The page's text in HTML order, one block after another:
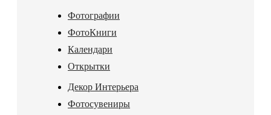
Фотографии
ФотоКниги
Календари
Открытки
Декор Интерьера
Фотосувениры